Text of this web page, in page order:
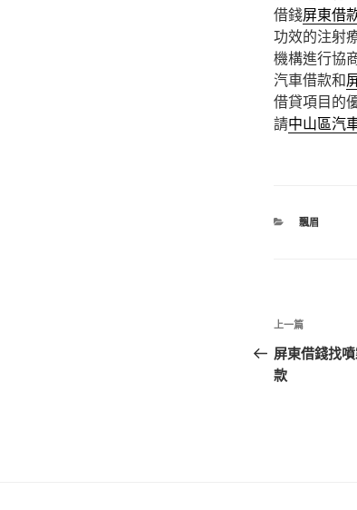
借錢屏東借
功效的注射
機構進行協
汽車借款和
借貸項目的
請中山區汽
分
飄眉
文
章
導
上
一
篇
上一篇
屏東借錢找
款